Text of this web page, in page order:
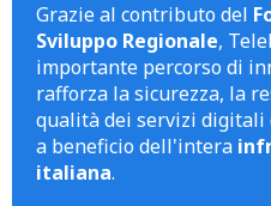
Grazie al contributo del
Sviluppo Regionale,
importante percorso di
rafforza la sicurezza, la
qualità dei servizi
a beneficio dell'intera
italiana.